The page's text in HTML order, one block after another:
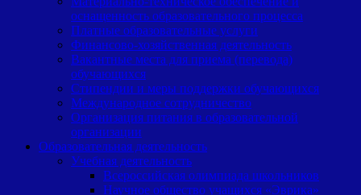
оснащенность образовательного процесса
Платные образовательные услуги
Финансово-хозяйственная деятельность
Вакантные места для приема (перевода)
обучающихся
Cтипендии и меры поддержки обучающихся
Международное сотрудничество
Организация питания в образовательной
организации
Образовательная деятельность
Учебная деятельность
Всероссийская олимпиада школьников
Научное общество учащихся «Эврика»